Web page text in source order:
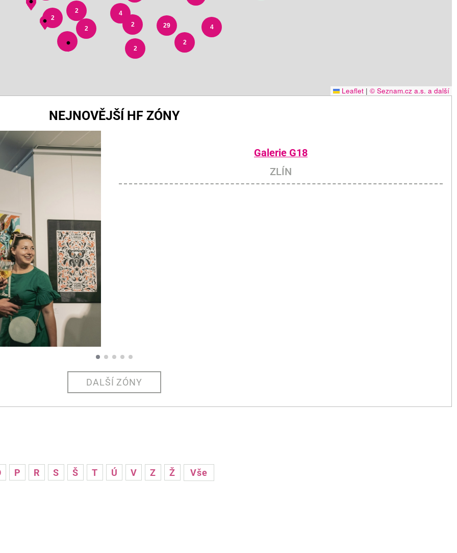
2
2
4
2
4
2
29
2
3
2
Leaflet | © Seznam.cz a.s. a další
NEJNOVĚJŠÍ HF ZÓNY
Galerie G18
ZLÍN
DALŠÍ ZÓNY
P R S Š T Ú V Z Ž Vše